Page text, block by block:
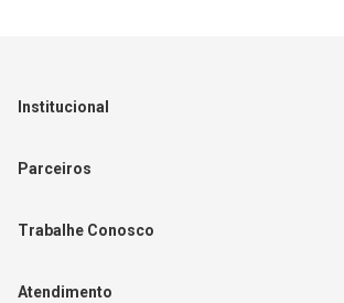
Institucional
Sobre a Empresa
Política de Vendas
Catálogos de Produtos
Parceiros
Teste Maeztra
Editorial Patmos
Trabalhe Conosco
Fale Conosco
Atendimento